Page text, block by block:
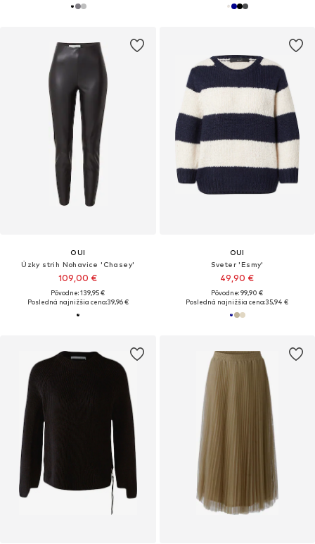
OUI
Úzky strih Nohavice 'Chasey'
109,00 €
Pôvodne: 139,95 €
Posledná najnižšia cena:39,96 €
OUI
Sveter 'Esmy'
49,90 €
Pôvodne: 99,90 €
Posledná najnižšia cena:35,94 €